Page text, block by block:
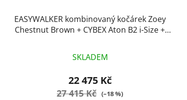
EASYWALKER kombinovaný kočárek Zoey
Chestnut Brown + CYBEX Aton B2 i-Size +
SKLADEM
22 475 Kč
27 415 Kč (–18 %)